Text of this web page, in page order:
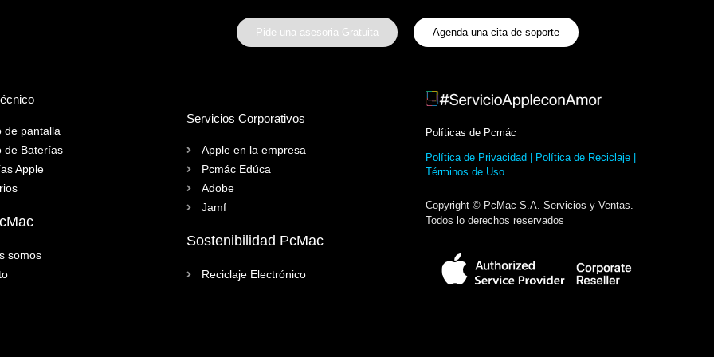
Pide una asesoria Gratuita Agenda una cita de soporte
de pantalla
de Baterías
Apple
somos
Servicios Corporativos
Apple en la empresa
Pcmác Edúca
Adobe
Jamf
Sostenibilidad PcMac
Reciclaje Electrónico
Políticas de Pcmác
Política de Privacidad | Política de Reciclaje
Términos de Uso
Copyright © PcMac S.A. Servicios y Ventas.
Todos lo derechos reservados